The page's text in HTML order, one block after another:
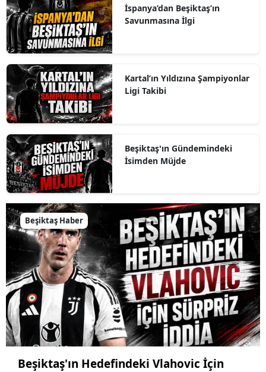
İspanya’dan Beşiktaş’ın
Savunmasına İlgi
Kartal’ın Yıldızına Şampiyonlar
Ligi Takibi
Beşiktaş'ın Gündemindeki
İsimden Müjde
Beşiktaş Haber
Beşiktaş'ın Hedefindeki Vlahovic İçin